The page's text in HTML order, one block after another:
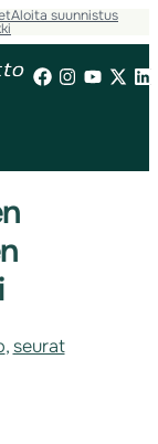
Aloita suunnistus
, seurat